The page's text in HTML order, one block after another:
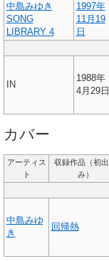
中島みゆき
SONG
LIBRARY 4
1997年
11月19
日
IN
1988年
4月29日
カバー
アーティス
ト
収録作品（初
み）
中島みゆ
き
回帰熱